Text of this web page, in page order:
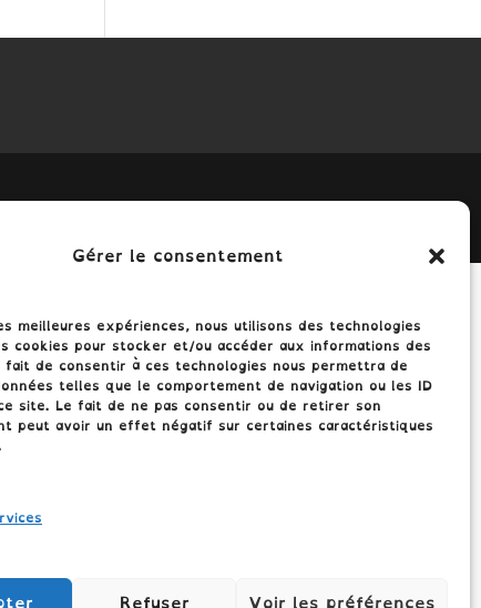
Gérer le consentement
meilleures expériences, nous utilisons des technologies
cookies pour stocker et/ou accéder aux informations des
fait de consentir à ces technologies nous permettra de
telles que le comportement de navigation ou les ID
site. Le fait de ne pas consentir ou de retirer son
peut avoir un effet négatif sur certaines caractéristiques